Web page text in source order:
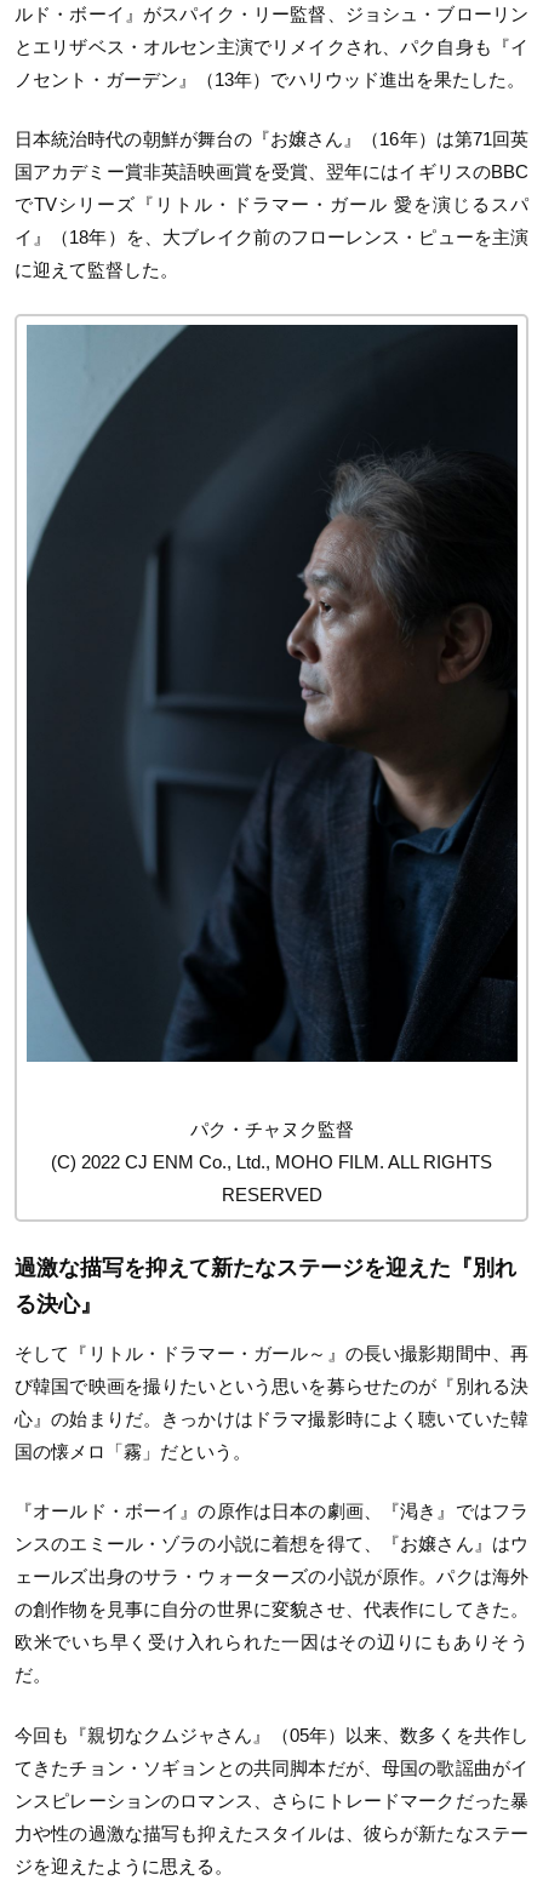
ルド・ボーイ』がスパイク・リー監督、ジョシュ・ブローリン
とエリザベス・オルセン主演でリメイクされ、パク自身も『イ
ノセント・ガーデン』（13年）でハリウッド進出を果たした。
日本統治時代の朝鮮が舞台の『お嬢さん』（16年）は第71回英
国アカデミー賞非英語映画賞を受賞、翌年にはイギリスのBBC
でTVシリーズ『リトル・ドラマー・ガール 愛を演じるスパ
イ』（18年）を、大ブレイク前のフローレンス・ピューを主演
に迎えて監督した。
パク・チャヌク監督
(C) 2022 CJ ENM Co., Ltd., MOHO FILM. ALL RIGHTS
RESERVED
過激な描写を抑えて新たなステージを迎えた『別れ
る決心』
そして『リトル・ドラマー・ガール～』の長い撮影期間中、再
び韓国で映画を撮りたいという思いを募らせたのが『別れる決
心』の始まりだ。きっかけはドラマ撮影時によく聴いていた韓
国の懐メロ「霧」だという。
『オールド・ボーイ』の原作は日本の劇画、『渇き』ではフラ
ンスのエミール・ゾラの小説に着想を得て、『お嬢さん』はウ
ェールズ出身のサラ・ウォーターズの小説が原作。パクは海外
の創作物を見事に自分の世界に変貌させ、代表作にしてきた。
欧米でいち早く受け入れられた一因はその辺りにもありそう
だ。
今回も『親切なクムジャさん』（05年）以来、数多くを共作し
てきたチョン・ソギョンとの共同脚本だが、母国の歌謡曲がイ
ンスピレーションのロマンス、さらにトレードマークだった暴
力や性の過激な描写も抑えたスタイルは、彼らが新たなステー
ジを迎えたように思える。